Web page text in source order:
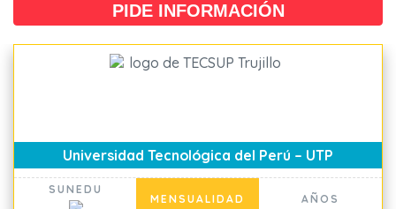
PIDE INFORMACIÓN
Universidad Tecnológica del Perú – UTP
SUNEDU
MENSUALIDAD AÑOS